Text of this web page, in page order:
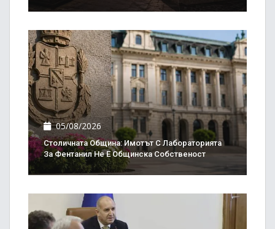
05/08/2026
Столичната Община: Имотът С Лабораторията
За Фентанил Не Е Общинска Собственост